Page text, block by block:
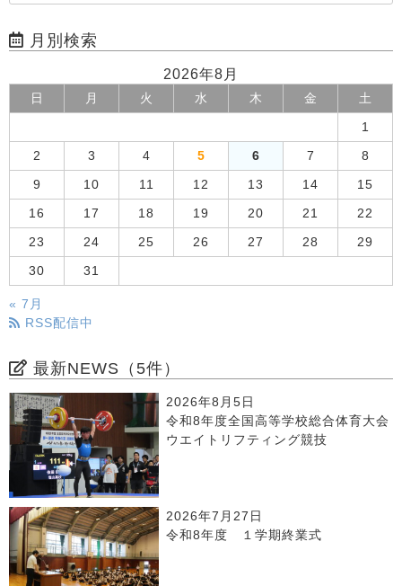
月別検索
2026年8月
日 月 火 水 木 金 土
1
2 3 4 5 6 7 8
9 10 11 12 13 14 15
16 17 18 19 20 21 22
23 24 25 26 27 28 29
30 31
« 7月
RSS配信中
最新NEWS（5件）
2026年8月5日
令和8年度全国高等学校総合体育大会
ウエイトリフティング競技
2026年7月27日
令和8年度 １学期終業式